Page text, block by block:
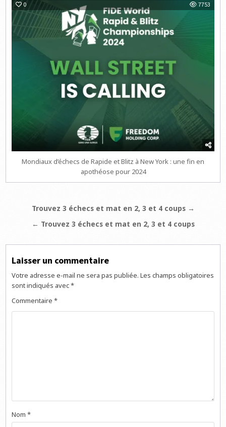
0 7753
Mondiaux d’échecs de Rapide et Blitz à New York : une fin en
apothéose pour 2024
Navigation
Trouvez 3 échecs et mat en 2, 3 et 4 coups →
← Trouvez 3 échecs et mat en 2, 3 et 4 coups
Laisser un commentaire
Votre adresse e-mail ne sera pas publiée. Les champs obligatoires
sont indiqués avec*
Commentaire*
Nom*